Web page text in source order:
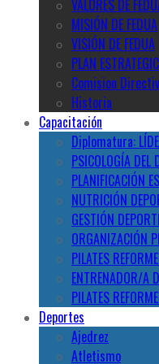
VALORES DE
MISIÓN DE FEDUA
VISIÓN DE FEDUA
PLAN
Comision
Historia
Capacitación
Diplomatura:
PSICOLOGÍA DEL
PLANIFICACIÓN
NUTRICIÓN
GESTIÓN
ORGANIZACIÓN
PILATES
ENTRENADOR/A
PILATES
Deportes
Ajedrez
Atletismo